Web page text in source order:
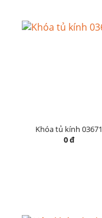
Khóa tủ kính 03671
0 đ